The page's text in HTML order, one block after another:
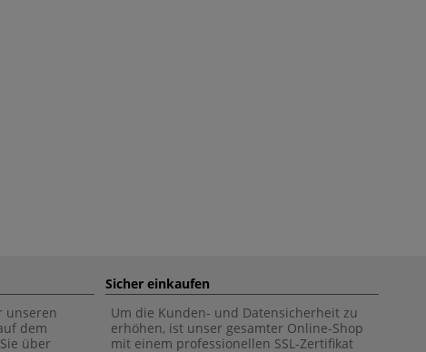
unseren
dem
über
Sicher einkaufen
Um die Kunden- und Datensicherheit zu
erhöhen, ist unser gesamter Online-Shop
mit einem professionellen SSL-Zertifikat